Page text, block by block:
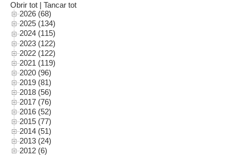
Obrir tot | Tancar tot
2026 (68)
2025 (134)
2024 (115)
2023 (122)
2022 (122)
2021 (119)
2020 (96)
2019 (81)
2018 (56)
2017 (76)
2016 (52)
2015 (77)
2014 (51)
2013 (24)
2012 (6)